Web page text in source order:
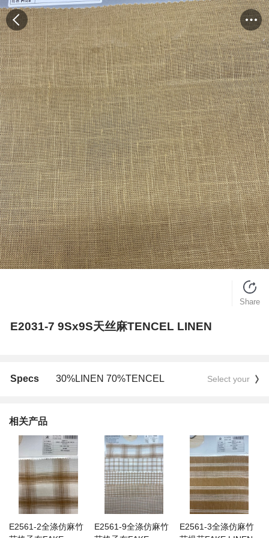
Share
E2031-7 9Sx9S天丝麻TENCEL LINEN
Specs 30%LINEN 70%TENCEL Select your
相关产品
E2561-2全涤仿麻竹
E2561-9全涤仿麻竹
E2561-3全涤仿麻竹